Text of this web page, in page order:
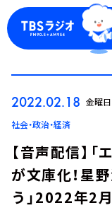
2022.02.18 金曜日
社会・政治・経済
【音声配信】
が文庫化！星
う」2022年2